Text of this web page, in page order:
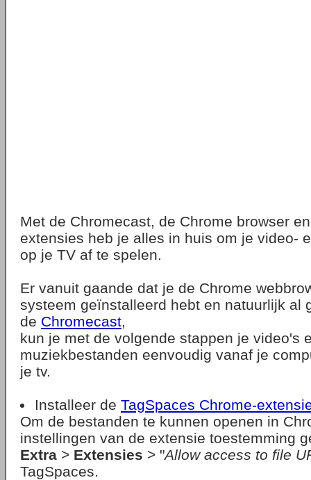
Met de Chromecast, de Chrome browser
extensies heb je alles in huis om je video-
op je TV af te spelen.
Er vanuit gaande dat je de Chrome
systeem geïnstalleerd hebt en natuurlijk al
de Chromecast,
kun je met de volgende stappen je video's
muziekbestanden eenvoudig vanaf je
je tv.
Installeer de TagSpaces Chrome-
Om de bestanden te kunnen openen in
instellingen van de extensie toestemming
Extra > Extensies > "Allow access to file
TagSpaces.